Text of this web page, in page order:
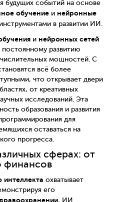
будущих событий на основе
обучение и нейронные
в развитии ИИ.
и нейронных сетей
развитию
мощностей. С
всё более
что открывает двери
от креативных
исследований. Эта
образования и развития
для
оставаться на
прогресса.
сферах: от
финансов
интеллекта охватывает
его
, ИИ